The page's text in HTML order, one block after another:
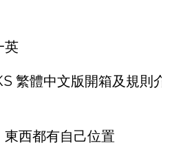
英
西都有自己位置